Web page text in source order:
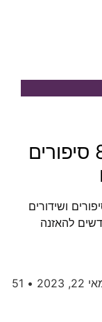
חג מתן תורה מגיע ואיתו 8 סיפורים
ושידורים
ו7 שידורים חדשים להאזנה
51